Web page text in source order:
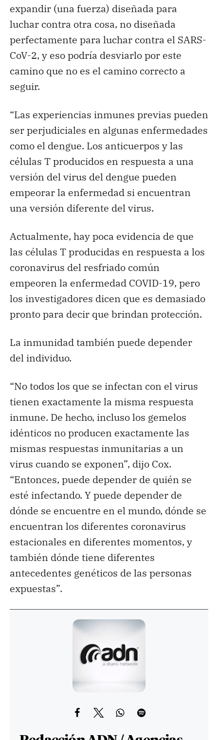
expandir (una fuerza) diseñada para
luchar contra otra cosa, no diseñada
perfectamente para luchar contra el SARS-
CoV-2, y eso podría desviarlo por este
camino que no es el camino correcto a
seguir.
“Las experiencias inmunes previas pueden
ser perjudiciales en algunas enfermedades
como el dengue. Los anticuerpos y las
células T producidos en respuesta a una
versión del virus del dengue pueden
empeorar la enfermedad si encuentran
una versión diferente del virus.
Actualmente, hay poca evidencia de que
las células T producidas en respuesta a los
coronavirus del resfriado común
empeoren la enfermedad COVID-19, pero
los investigadores dicen que es demasiado
pronto para decir que brindan protección.
La inmunidad también puede depender
del individuo.
“No todos los que se infectan con el virus
tienen exactamente la misma respuesta
inmune. De hecho, incluso los gemelos
idénticos no producen exactamente las
mismas respuestas inmunitarias a un
virus cuando se exponen”, dijo Cox.
“Entonces, puede depender de quién se
esté infectando. Y puede depender de
dónde se encuentre en el mundo, dónde se
encuentran los diferentes coronavirus
estacionales en diferentes momentos, y
también dónde tiene diferentes
antecedentes genéticos de las personas
expuestas”.